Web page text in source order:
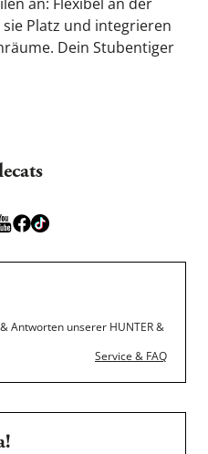
Platz und integrieren
Dein Stubentiger
Antworten unserer HUNTER &
Service & FAQ